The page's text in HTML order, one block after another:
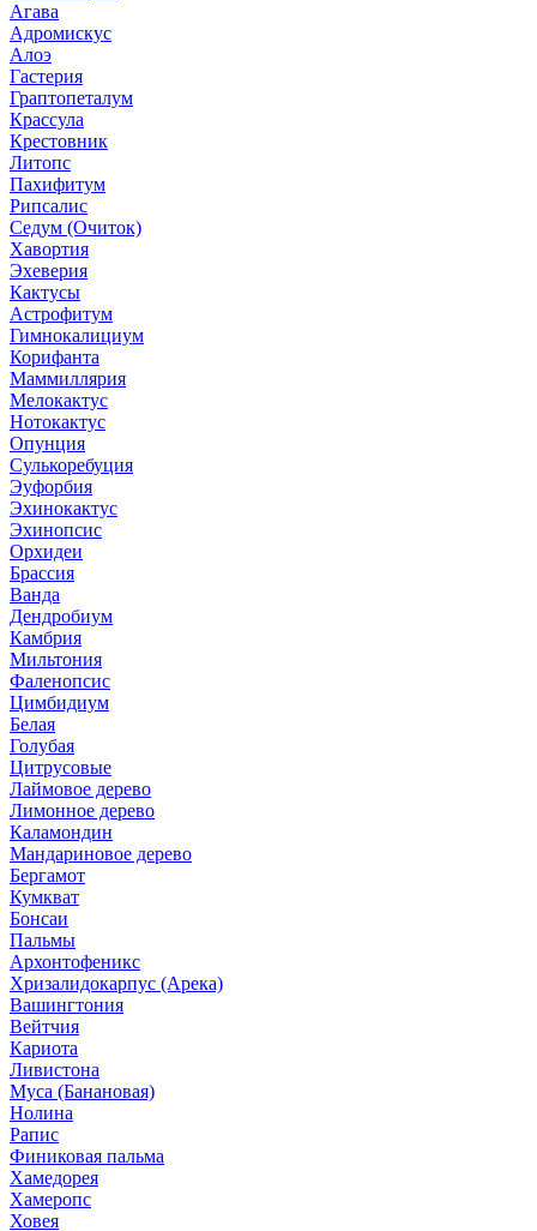
Агава
Адромискус
Алоэ
Гастерия
Граптопеталум
Крассула
Крестовник
Литопс
Пахифитум
Рипсалис
Седум (Очиток)
Хавортия
Эхеверия
Кактусы
Астрофитум
Гимнокалициум
Корифанта
Маммиллярия
Мелокактус
Нотокактус
Опунция
Сулькоребуция
Эуфорбия
Эхинокактус
Эхинопсис
Орхидеи
Брассия
Ванда
Дендробиум
Камбрия
Мильтония
Фаленопсис
Цимбидиум
Белая
Голубая
Цитрусовые
Лаймовое дерево
Лимонное дерево
Каламондин
Мандариновое дерево
Бергамот
Кумкват
Бонсаи
Пальмы
Архонтофеникс
Хризалидокарпус (Арека)
Вашингтония
Вейтчия
Кариота
Ливистона
Муса (Банановая)
Нолина
Рапис
Финиковая пальма
Хамедорея
Хамеропс
Ховея